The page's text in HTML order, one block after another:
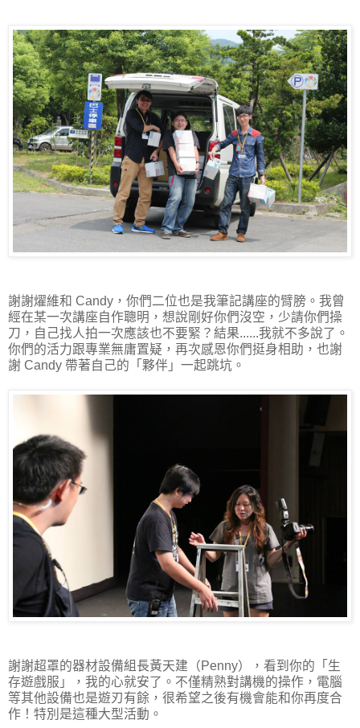
謝謝燿維和 Candy，你們二位也是我筆記講座的臂膀。我曾
經在某一次講座自作聰明，想說剛好你們沒空，少請你們操
刀，自己找人拍一次應該也不要緊？結果......我就不多說了。
你們的活力跟專業無庸置疑，再次感恩你們挺身相助，也謝
謝 Candy 帶著自己的「夥伴」一起跳坑。
謝謝超罩的器材設備組長黃天建（Penny），看到你的「生
存遊戲服」，我的心就安了。不僅精熟對講機的操作，電腦
等其他設備也是遊刃有餘，很希望之後有機會能和你再度合
作！特別是這種大型活動。